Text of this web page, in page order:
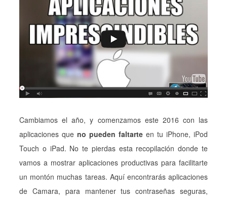
Cambiamos el año, y comenzamos este 2016 con las
aplicaciones que no pueden faltarte en tu iPhone, iPod
Touch o iPad. No te pierdas esta recopilación donde te
vamos a mostrar aplicaciones productivas para facilitarte
un montón muchas tareas. Aquí encontrarás aplicaciones
de Camara, para mantener tus contraseñas seguras,